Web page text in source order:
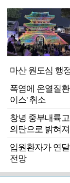
마산 원도심 행
폭염에 온열질
이스' 취소
창녕 중부내륙
의탄으로 밝혀져
입원환자가 연
전망